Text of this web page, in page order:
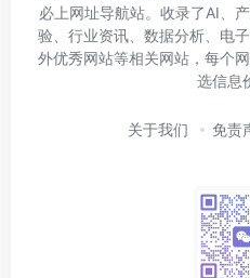
必上网址导航站。收录了AI、
验、行业资讯、数据分析、电
外优秀网站等相关网站，每个
选信息
关于我们 免责